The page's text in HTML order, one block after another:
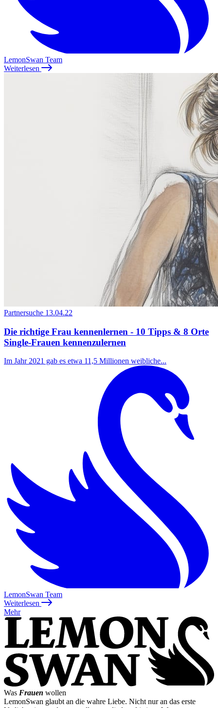
LemonSwan Team
Weiterlesen
Partnersuche 13.04.22
Die richtige Frau kennenlernen - 10 Tipps & 8 Orte
Single-Frauen kennenzulernen
Im Jahr 2021 gab es etwa 11,5 Millionen weibliche...
LemonSwan Team
Weiterlesen
Mehr
Was Frauen wollen
LemonSwan glaubt an die wahre Liebe. Nicht nur an das erste